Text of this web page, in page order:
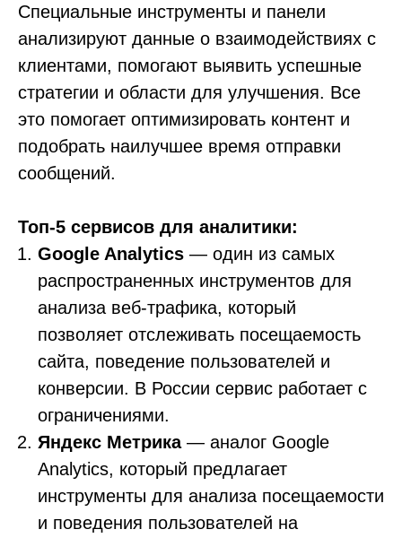
Специальные инструменты и панели
анализируют данные о взаимодействиях с
клиентами, помогают выявить успешные
стратегии и области для улучшения. Все
это помогает оптимизировать контент и
подобрать наилучшее время отправки
сообщений.
Топ-5 сервисов для аналитики:
Google Analytics — один из самых
распространенных инструментов для
анализа веб-трафика, который
позволяет отслеживать посещаемость
сайта, поведение пользователей и
конверсии. В России сервис работает с
ограничениями.
Яндекс Метрика — аналог Google
Analytics, который предлагает
инструменты для анализа посещаемости
и поведения пользователей на